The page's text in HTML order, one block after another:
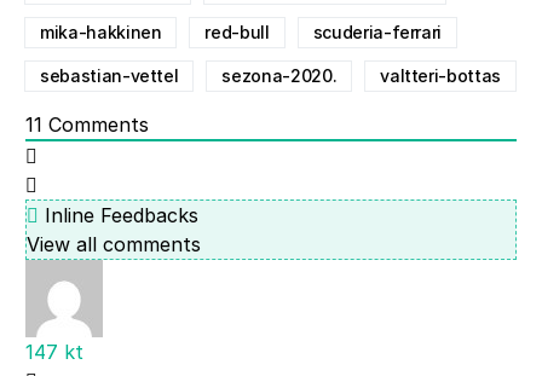
mika-hakkinen red-bull scuderia-ferrari
sebastian-vettel sezona-2020. valtteri-bottas
11 Comments
Inline Feedbacks
View all comments
147 kt